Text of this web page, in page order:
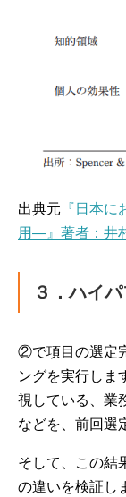
出典元 『日本
用―』著者：井
３．ハイ
②で項目の選定
ングを実行しま
視している、業
などを、前回選
そして、この結
の違いを検証し